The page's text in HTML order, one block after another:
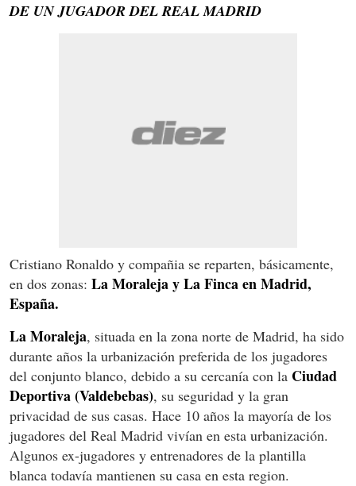
DE UN JUGADOR DEL REAL MADRID
Cristiano Ronaldo y compañia se reparten, básicamente,
en dos zonas: La Moraleja y La Finca en Madrid,
España.
La Moraleja, situada en la zona norte de Madrid, ha sido
durante años la urbanización preferida de los jugadores
del conjunto blanco, debido a su cercanía con la Ciudad
Deportiva (Valdebebas), su seguridad y la gran
privacidad de sus casas. Hace 10 años la mayoría de los
jugadores del Real Madrid vivían en esta urbanización.
Algunos ex-jugadores y entrenadores de la plantilla
blanca todavía mantienen su casa en esta region.